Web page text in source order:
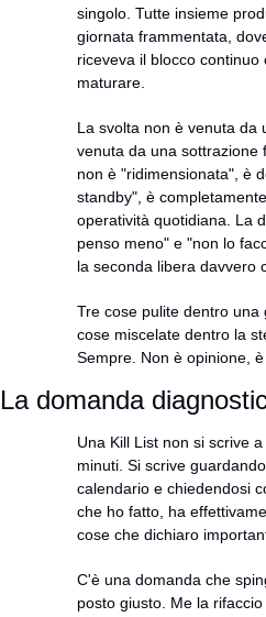
singolo. Tutte insieme
giornata frammentata,
riceveva il blocco continuo
maturare.
La svolta non è venuta da
venuta da una sottrazione
non è "ridimensionata", è
standby", è
operatività quotidiana. La
penso meno" e "non lo
la seconda libera davvero
Tre cose pulite dentro
cose miscelate dentro la
Sempre. Non è opinione,
La domanda
Una Kill List non si scrive
minuti. Si scrive
calendario e chiedendosi
che ho fatto, ha
cose che dichiaro
C'è una domanda che
posto giusto. Me la